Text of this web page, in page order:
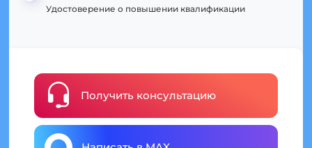
Удостоверение о повышении квалификации
Получить консультацию